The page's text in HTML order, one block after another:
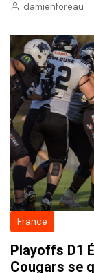
damienforeau
France
Playoffs D1
Cougars se